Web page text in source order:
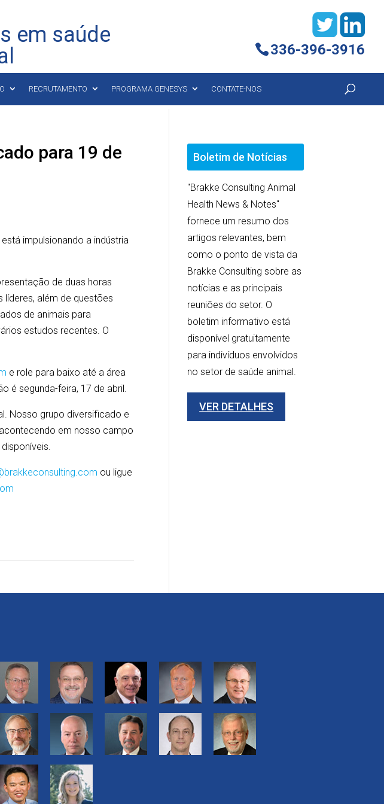
em saúde
336-396-3916
RECRUTAMENTO PROGRAMA GENESYS CONTATE-NOS
para 19 de
impulsionando a indústria
de duas horas
além de questões
de animais para
estudos recentes. O
e role para baixo até a área
é segunda-feira, 17 de abril.
Nosso grupo diversificado e
em nosso campo
ou ligue
Boletim de Notícias
"Brakke Consulting Animal
Health News & Notes"
fornece um resumo dos
artigos relevantes, bem
como o ponto de vista da
Brakke Consulting sobre as
notícias e as principais
reuniões do setor. O
boletim informativo está
disponível gratuitamente
para indivíduos envolvidos
no setor de saúde animal.
VER DETALHES